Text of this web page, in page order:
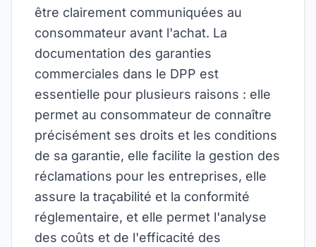
être clairement communiquées au
consommateur avant l'achat. La
documentation des garanties
commerciales dans le DPP est
essentielle pour plusieurs raisons : elle
permet au consommateur de connaître
précisément ses droits et les conditions
de sa garantie, elle facilite la gestion des
réclamations pour les entreprises, elle
assure la traçabilité et la conformité
réglementaire, et elle permet l'analyse
des coûts et de l'efficacité des